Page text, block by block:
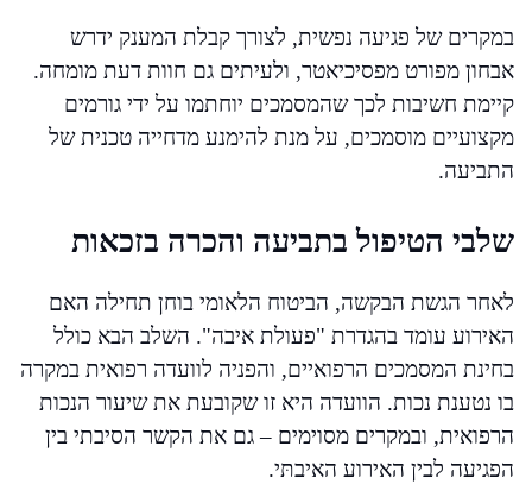
במקרים של פגיעה נפשית, לצורך קבלת המענק ידרש
אבחון מפורט מפסיכיאטר, ולעיתים גם חוות דעת מומחה.
קיימת חשיבות לכך שהמסמכים יוחתמו על ידי גורמים
מקצועיים מוסמכים, על מנת להימנע מדחייה טכנית של
התביעה.
שלבי הטיפול בתביעה והכרה בזכאות
לאחר הגשת הבקשה, הביטוח הלאומי בוחן תחילה האם
האירוע עומד בהגדרת "פעולת איבה". השלב הבא כולל
בחינת המסמכים הרפואיים, והפניה לוועדה רפואית במקרה
בו נטענת נכות. הוועדה היא זו שקובעת את שיעור הנכות
הרפואית, ובמקרים מסוימים – גם את הקשר הסיבתי בין
הפגיעה לבין האירוע האיבתּי.